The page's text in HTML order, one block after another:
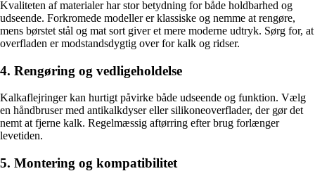
Kvaliteten af materialer har stor betydning for både holdbarhed og
udseende. Forkromede modeller er klassiske og nemme at rengøre,
mens børstet stål og mat sort giver et mere moderne udtryk. Sørg for, at
overfladen er modstandsdygtig over for kalk og ridser.
4. Rengøring og vedligeholdelse
Kalkaflejringer kan hurtigt påvirke både udseende og funktion. Vælg
en håndbruser med antikalkdyser eller silikoneoverflader, der gør det
nemt at fjerne kalk. Regelmæssig aftørring efter brug forlænger
levetiden.
5. Montering og kompatibilitet